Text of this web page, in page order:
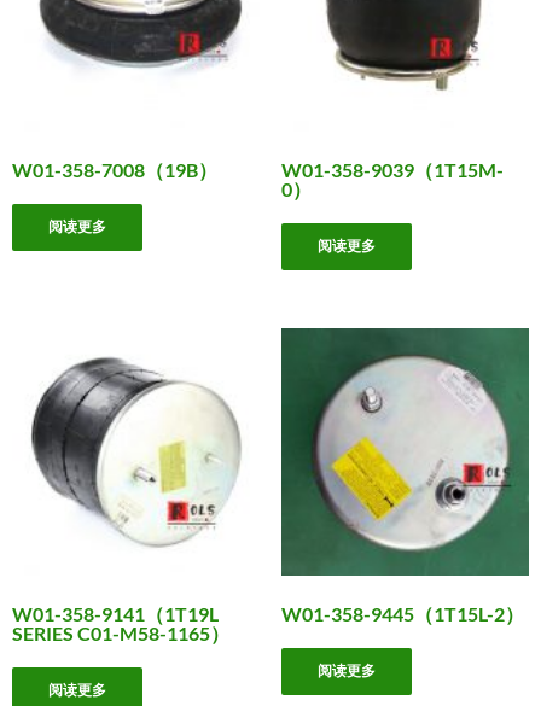
W01-358-7008（19B）
阅读更多
W01-358-9039（1T15M-
0）
阅读更多
W01-358-9141（1T19L
SERIES C01-M58-1165）
阅读更多
W01-358-9445（1T15L-2）
阅读更多